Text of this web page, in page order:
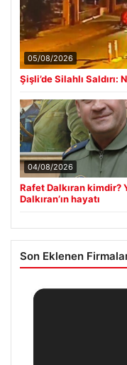
05/08/2026
Şişli’de Silahlı Saldırı:
04/08/2026
Rafet Dalkıran kimdir?
Dalkıran’ın hayatı
Son Eklenen